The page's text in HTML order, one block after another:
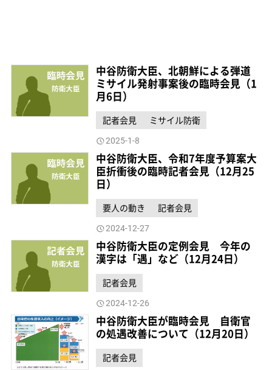
中谷防衛大臣、北朝鮮による弾道
ミサイル発射事案後の臨時会見（1
月6日）
記者会見 ミサイル防衛
2025-1-8
中谷防衛大臣、令和7年度予算案大
臣折衝後の臨時記者会見（12月25
日）
要人の動き 記者会見
2024-12-27
中谷防衛大臣の定例会見 今年の
漢字は「遇」など（12月24日）
記者会見
2024-12-26
中谷防衛大臣が臨時会見 自衛官
の処遇改善について（12月20日）
記者会見